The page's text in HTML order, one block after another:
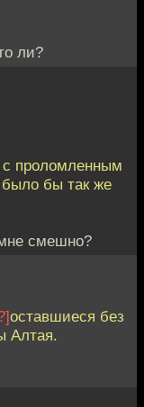
ли?
проломленным
бы так же
смешно?
оставшиеся без
Алтая.